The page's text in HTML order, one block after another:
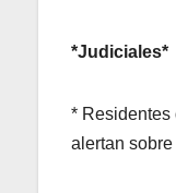
*Judiciales*
* Residentes
alertan